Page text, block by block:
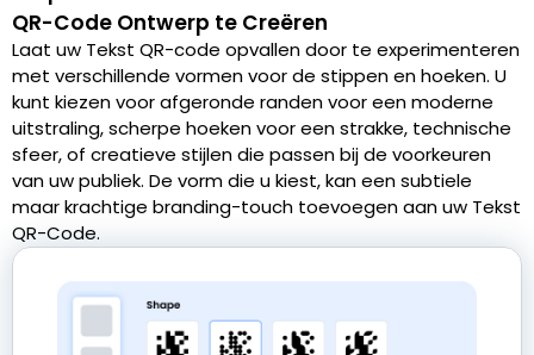
QR-Code Ontwerp te Creëren
Laat uw Tekst QR-code opvallen door te experimenteren
met verschillende vormen voor de stippen en hoeken. U
kunt kiezen voor afgeronde randen voor een moderne
uitstraling, scherpe hoeken voor een strakke, technische
sfeer, of creatieve stijlen die passen bij de voorkeuren
van uw publiek. De vorm die u kiest, kan een subtiele
maar krachtige branding-touch toevoegen aan uw Tekst
QR-Code.